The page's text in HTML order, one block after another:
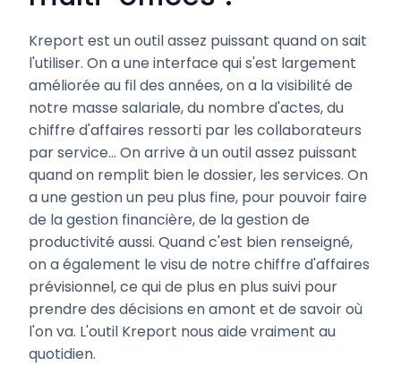
Kreport est un outil assez puissant quand on sait
l'utiliser. On a une interface qui s'est largement
améliorée au fil des années, on a la visibilité de
notre masse salariale, du nombre d'actes, du
chiffre d'affaires ressorti par les collaborateurs
par service... On arrive à un outil assez puissant
quand on remplit bien le dossier, les services. On
a une gestion un peu plus fine, pour pouvoir faire
de la gestion financière, de la gestion de
productivité aussi. Quand c'est bien renseigné,
on a également le visu de notre chiffre d'affaires
prévisionnel, ce qui de plus en plus suivi pour
prendre des décisions en amont et de savoir où
l'on va. L'outil Kreport nous aide vraiment au
quotidien.